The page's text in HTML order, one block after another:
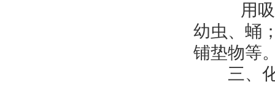
用吸尘
幼虫、蛹
铺垫物等
三、化